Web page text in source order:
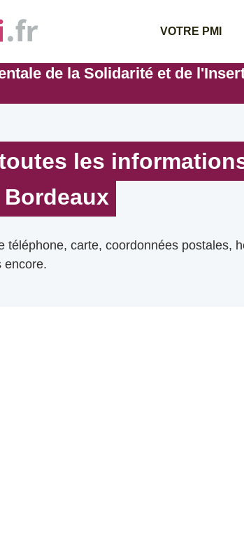
VOTRE PMI
de la Solidarité et de
les
téléphone, carte, coordonnées postales,
encore.